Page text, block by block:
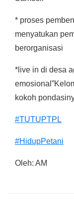
* proses
menyatukan
berorganisasi
*live in di desa
kokoh
#TUTUPTPL
#HidupPetani
Oleh: AM